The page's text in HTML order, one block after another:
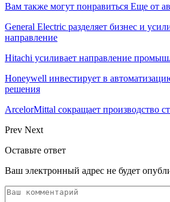
Вам также могут понравиться Еще от
General Electric разделяет бизнес и
направление
Hitachi усиливает направление
Honeywell инвестирует в
решения
ArcelorMittal сокращает производство
Prev Next
Оставьте ответ
Ваш электронный адрес не будет